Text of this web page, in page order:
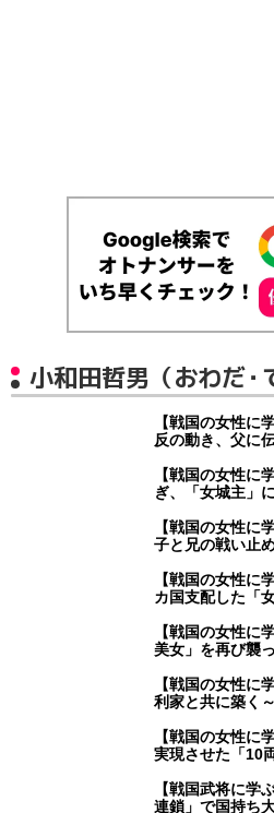
小和田哲男（おわだ
【戦国の女性に
反の動き、父に
【戦国の女性に
ぎ、「女城主」
【戦国の女性に
子と兄の戦い止
【戦国の女性に
カ国支配した「
【戦国の女性に
美女」を再び襲
【戦国の女性に
利家と共に築く～
【戦国の女性に
実現させた「10
【戦国武将に学
連鎖」で国持ち